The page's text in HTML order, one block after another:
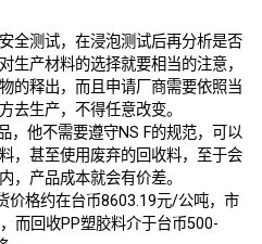
全测试，在浸泡测试后再分析是否
生产材料的选择就要相当的注意，
的释出，而且申请厂商需要依照当
去生产，不得任意改变。
，他不需要遵守NS F的规范，可以
，甚至使用废弃的回收料，至于会
，产品成本就会有价差。
价格约在台币8603.19元/公吨，市
而回收PP塑胶料介于台币500-